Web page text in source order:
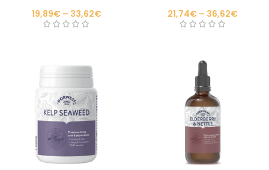
19,89€ – 33,62€
21,74€ – 36,62€